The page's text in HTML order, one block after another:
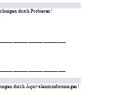
durch Probieren!
durch Äquivalenzumformungen!